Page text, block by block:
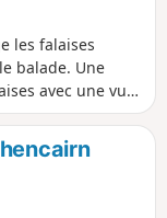
les falaises
balade. Une
avec une vue
donc tu peux
Ou, si tu
la
la partie avec